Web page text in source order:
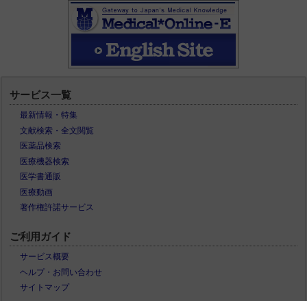
サービス一覧
最新情報・特集
文献検索・全文閲覧
医薬品検索
医療機器検索
医学書通販
医療動画
著作権許諾サービス
ご利用ガイド
サービス概要
ヘルプ・お問い合わせ
サイトマップ